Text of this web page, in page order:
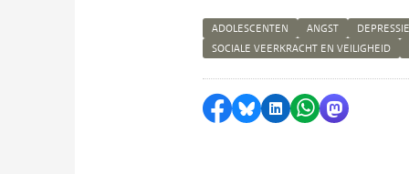
ADOLESCENTEN ANGST DEPRESSIE
SOCIALE VEERKRACHT EN VEILIGHEID
Delen op Facebook
Delen via Bluesky
Delen op LinkedIn
Delen via
Delen via